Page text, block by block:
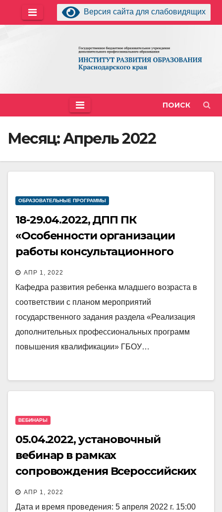
Версия сайта для слабовидящих
ПОИСК
Месяц:Апрель 2022
ОБРАЗОВАТЕЛЬНЫЕ ПРОГРАММЫ
18-29.04.2022, ДПП ПК
«Особенности организации
работы консультационного
центра» (педагоги ДОО
победители отбора
консультационных центров,
функционирующих на базе
дошкольных образовательных,
общеобразовательных и других
АПР 1, 2022
Кафедра развития ребенка младшего возраста в
соответствии с планом мероприятий
государственного задания раздела «Реализация
дополнительных профессиональных программ
повышения квалификации» ГБОУ…
ВЕБИНАРЫ
05.04.2022, установочный
вебинар в рамках
сопровождения Всероссийских
профессиональных олимпиад
для учителей в 2022 году
АПР 1, 2022
Дата и время проведения: 5 апреля 2022 г. 15:00